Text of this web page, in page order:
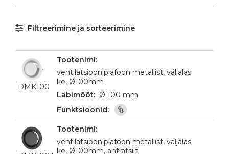
Filtreerimine ja sorteerimine
DMK100
ventilatsiooniplafoon metallist, väljalas
ke, Ø100mm
Ø 100 mm
ventilatsiooniplafoon metallist, väljalas
ke, Ø100mm, antratsiit